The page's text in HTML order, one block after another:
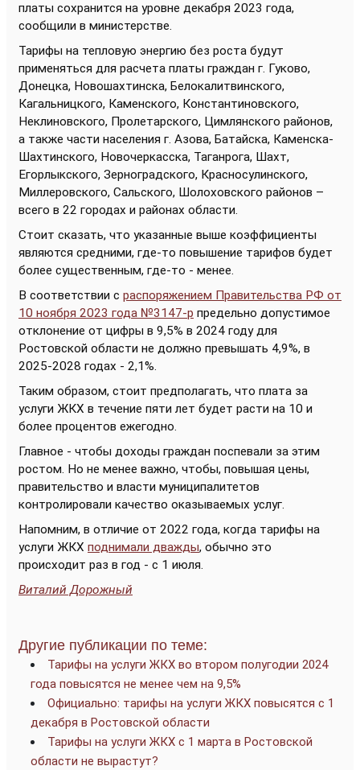
платы сохранится на уровне декабря 2023 года,
сообщили в министерстве.
Тарифы на тепловую энергию без роста будут
применяться для расчета платы граждан г. Гуково,
Донецка, Новошахтинска, Белокалитвинского,
Кагальницкого, Каменского, Константиновского,
Неклиновского, Пролетарского, Цимлянского районов,
а также части населения г. Азова, Батайска, Каменска-
Шахтинского, Новочеркасска, Таганрога, Шахт,
Егорлыкского, Зерноградского, Красносулинского,
Миллеровского, Сальского, Шолоховского районов –
всего в 22 городах и районах области.
Стоит сказать, что указанные выше коэффициенты
являются средними, где-то повышение тарифов будет
более существенным, где-то - менее.
В соответствии с распоряжением Правительства РФ от
10 ноября 2023 года №3147-р предельно допустимое
отклонение от цифры в 9,5% в 2024 году для
Ростовской области не должно превышать 4,9%, в
2025-2028 годах - 2,1%.
Таким образом, стоит предполагать, что плата за
услуги ЖКХ в течение пяти лет будет расти на 10 и
более процентов ежегодно.
Главное - чтобы доходы граждан поспевали за этим
ростом. Но не менее важно, чтобы, повышая цены,
правительство и власти муниципалитетов
контролировали качество оказываемых услуг.
Напомним, в отличие от 2022 года, когда тарифы на
услуги ЖКХ поднимали дважды, обычно это
происходит раз в год - с 1 июля.
Виталий Дорожный
Другие публикации по теме:
Тарифы на услуги ЖКХ во втором полугодии 2024
года повысятся не менее чем на 9,5%
Официально: тарифы на услуги ЖКХ повысятся с 1
декабря в Ростовской области
Тарифы на услуги ЖКХ с 1 марта в Ростовской
области не вырастут?